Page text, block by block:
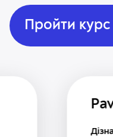
Пройти курс
Дізнався про